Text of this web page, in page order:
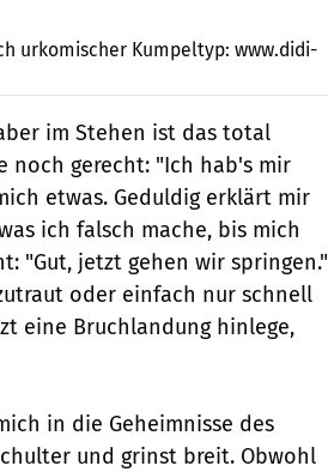
urkomischer Kumpeltyp: www.didi-
im Stehen ist das total
noch gerecht: "Ich hab's mir
etwas. Geduldig erklärt mir
ich falsch mache, bis mich
"Gut, jetzt gehen wir springen."
oder einfach nur schnell
eine Bruchlandung hinlege,
in die Geheimnisse des
und grinst breit. Obwohl